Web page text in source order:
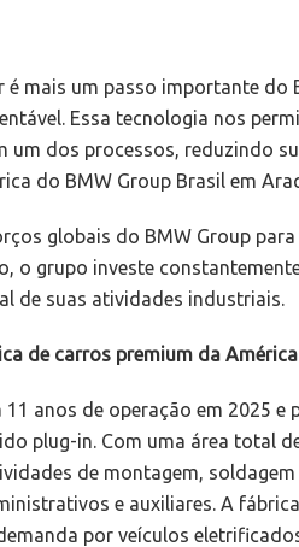
é mais um passo importante do
Essa tecnologia nos
um dos processos, reduzindo
do BMW Group Brasil em
globais do BMW Group para
o grupo investe
de suas atividades industriais.
de carros premium da
anos de operação em 2025 e
plug-in. Com uma área total
de montagem,
e auxiliares. A
por veículos